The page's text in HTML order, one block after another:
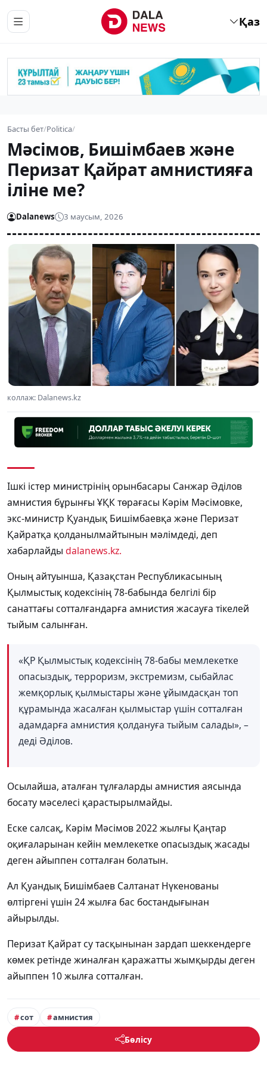
Қаз
Басты бет/Politica/
Мәсімов, Бишімбаев және
Перизат Қайрат амнистияға
іліне ме?
Dalanews 3 маусым, 2026
коллаж: Dalanews.kz
Ішкі істер министрінің орынбасары Санжар Әділов
амнистия бұрынғы ҰҚК төрағасы Кәрім Мәсімовке,
экс-министр Қуандық Бишімбаевқа және Перизат
Қайратқа қолданылмайтынын мәлімдеді, деп
хабарлайды dalanews.kz.
Оның айтуынша, Қазақстан Республикасының
Қылмыстық кодексінің 78-бабында белгілі бір
санаттағы сотталғандарға амнистия жасауға тікелей
тыйым салынған.
«ҚР Қылмыстық кодексінің 78-бабы мемлекетке
опасыздық, терроризм, экстремизм, сыбайлас
жемқорлық қылмыстары және ұйымдасқан топ
құрамында жасалған қылмыстар үшін сотталған
адамдарға амнистия қолдануға тыйым салады», –
деді Әділов.
Осылайша, аталған тұлғаларды амнистия аясында
босату мәселесі қарастырылмайды.
Еске салсақ, Кәрім Мәсімов 2022 жылғы Қаңтар
оқиғаларынан кейін мемлекетке опасыздық жасады
деген айыппен сотталған болатын.
Ал Қуандық Бишімбаев Салтанат Нүкенованы
өлтіргені үшін 24 жылға бас бостандығынан
айырылды.
Перизат Қайрат су тасқынынан зардап шеккендерге
көмек ретінде жиналған қаражатты жымқырды деген
айыппен 10 жылға сотталған.
сот амнистия
Бөлісу